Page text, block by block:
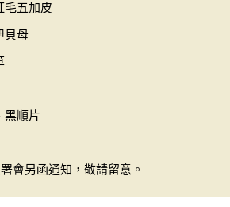
毛五加皮
貝母
黑順片
會另函通知，敬請留意。